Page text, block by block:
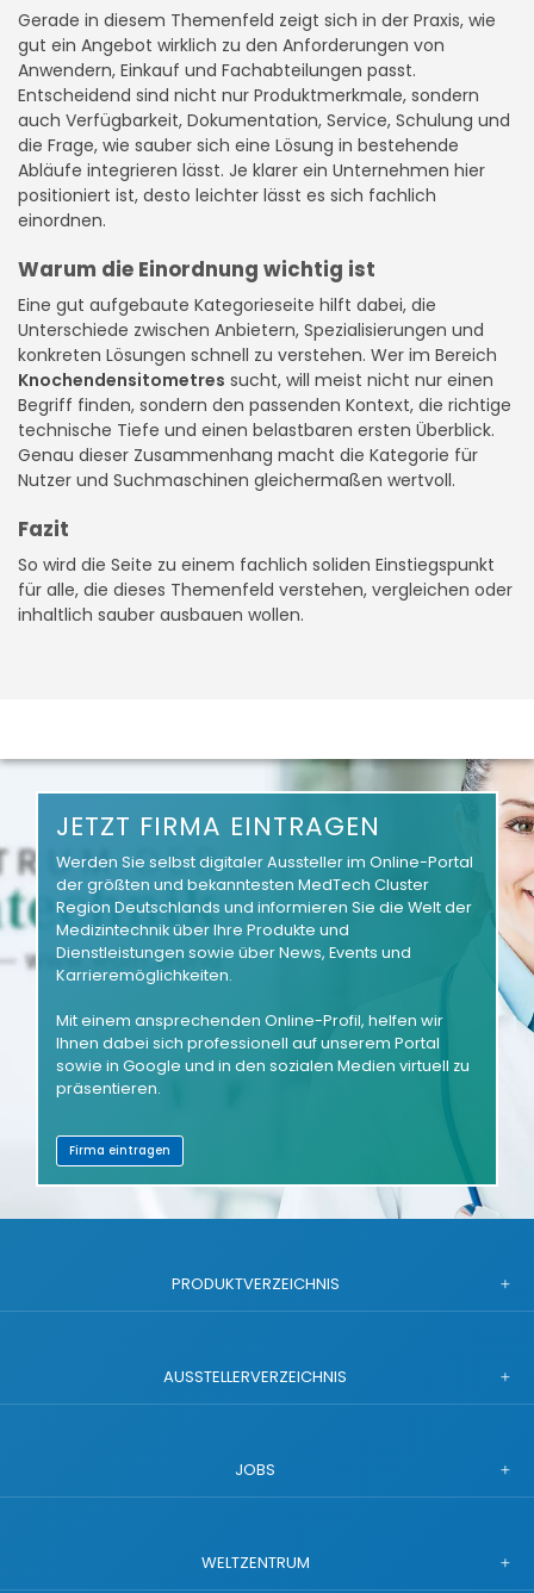
Gerade in diesem Themenfeld zeigt sich in der Praxis, wie
gut ein Angebot wirklich zu den Anforderungen von
Anwendern, Einkauf und Fachabteilungen passt.
Entscheidend sind nicht nur Produktmerkmale, sondern
auch Verfügbarkeit, Dokumentation, Service, Schulung und
die Frage, wie sauber sich eine Lösung in bestehende
Abläufe integrieren lässt. Je klarer ein Unternehmen hier
positioniert ist, desto leichter lässt es sich fachlich
einordnen.
Warum die Einordnung wichtig ist
Eine gut aufgebaute Kategorieseite hilft dabei, die
Unterschiede zwischen Anbietern, Spezialisierungen und
konkreten Lösungen schnell zu verstehen. Wer im Bereich
Knochendensitometres sucht, will meist nicht nur einen
Begriff finden, sondern den passenden Kontext, die richtige
technische Tiefe und einen belastbaren ersten Überblick.
Genau dieser Zusammenhang macht die Kategorie für
Nutzer und Suchmaschinen gleichermaßen wertvoll.
Fazit
So wird die Seite zu einem fachlich soliden Einstiegspunkt
für alle, die dieses Themenfeld verstehen, vergleichen oder
inhaltlich sauber ausbauen wollen.
JETZT FIRMA EINTRAGEN
Werden Sie selbst digitaler Aussteller im Online-Portal
der größten und bekanntesten MedTech Cluster
Region Deutschlands und informieren Sie die Welt der
Medizintechnik über Ihre Produkte und
Dienstleistungen sowie über News, Events und
Karrieremöglichkeiten.
Mit einem ansprechenden Online-Profil, helfen wir
Ihnen dabei sich professionell auf unserem Portal
sowie in Google und in den sozialen Medien virtuell zu
präsentieren.
Firma eintragen
PRODUKTVERZEICHNIS
AUSSTELLERVERZEICHNIS
JOBS
WELTZENTRUM